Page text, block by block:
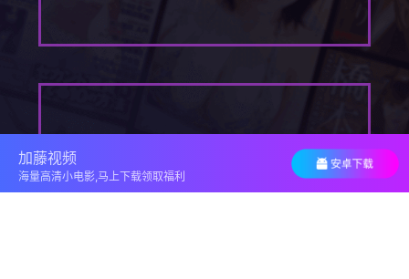
加藤视频
海量高清小电影,马上下载领取福利